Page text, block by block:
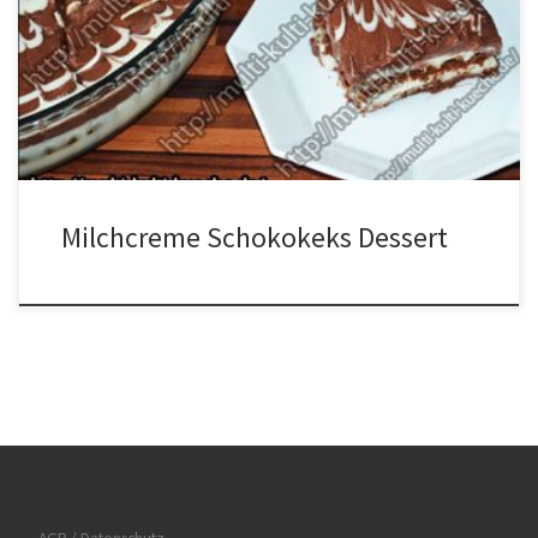
Bisküvi (Türkischem Laden) Schokocreme300ml Milch1 Päckchen
Schoko Schlemmer Creme DekoWeiße Schokolade Zubereitung
Alle Zutaten für die Milchcreme in einen Topf geben und unter
ständigem rühren solange kochen bis die Masse fest wird. Die […]
Milchcreme Schokokeks Dessert